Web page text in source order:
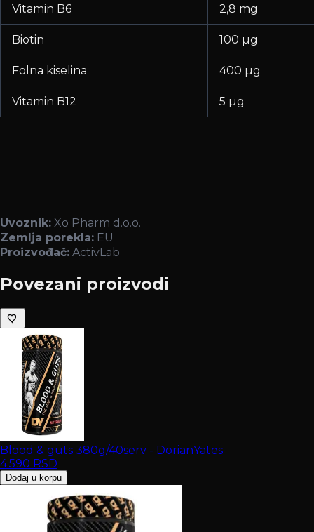
Vitamin B6 2,8 mg
Biotin 100 µg
Folna kiselina 400 µg
Vitamin B12 5 µg
Uvoznik: Xo Pharm d.o.o.
Zemlja porekla: EU
Proizvođač: ActivLab
Povezani proizvodi
Blood & guts 380g/40serv - DorianYates
4.590 RSD
Dodaj u korpu